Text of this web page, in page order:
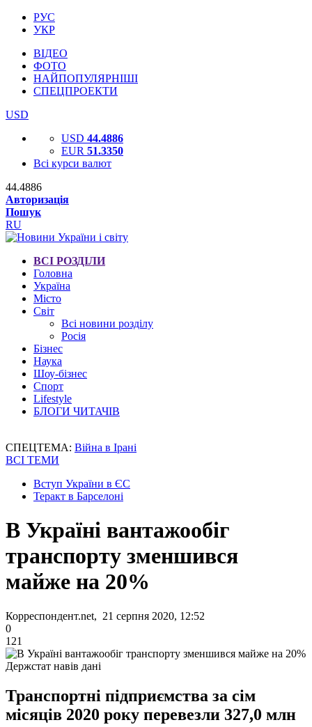
РУС
УКР
ВІДЕО
ФОТО
НАЙПОПУЛЯРНІШІ
СПЕЦПРОЕКТИ
USD
USD 44.4886
EUR 51.3350
Всі курси валют
44.4886
Авторизація
Пошук
RU
ВСІ РОЗДІЛИ
Головна
Україна
Місто
Світ
Всі новини розділу
Росія
Бізнес
Наука
Шоу-бізнес
Спорт
Lifestyle
БЛОГИ ЧИТАЧІВ
СПЕЦТЕМА: Війна в Ірані
ВСІ ТЕМИ
Вступ України в ЄС
Теракт в Барселоні
В Україні вантажообіг
транспорту зменшився
майже на 20%
Корреспондент.net, 21 серпня 2020, 12:52
0
121
Держстат навів дані
Транспортні підприємства за сім
місяців 2020 року перевезли 327,0 млн